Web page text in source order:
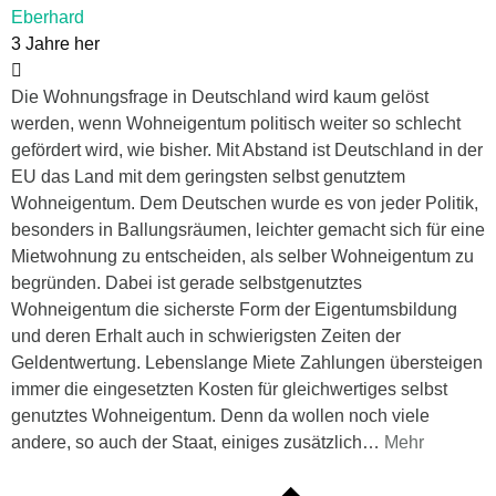
Eberhard
3 Jahre her
Die Wohnungsfrage in Deutschland wird kaum gelöst
werden, wenn Wohneigentum politisch weiter so schlecht
gefördert wird, wie bisher. Mit Abstand ist Deutschland in der
EU das Land mit dem geringsten selbst genutztem
Wohneigentum. Dem Deutschen wurde es von jeder Politik,
besonders in Ballungsräumen, leichter gemacht sich für eine
Mietwohnung zu entscheiden, als selber Wohneigentum zu
begründen. Dabei ist gerade selbstgenutztes
Wohneigentum die sicherste Form der Eigentumsbildung
und deren Erhalt auch in schwierigsten Zeiten der
Geldentwertung. Lebenslange Miete Zahlungen übersteigen
immer die eingesetzten Kosten für gleichwertiges selbst
genutztes Wohneigentum. Denn da wollen noch viele
andere, so auch der Staat, einiges zusätzlich… Mehr